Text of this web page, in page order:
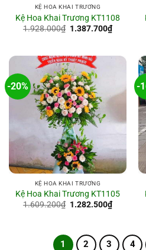
KỆ HOA KHAI TRƯƠNG
Kệ Hoa Khai Trương KT1108
1.928.000₫ Giá
1.387.700₫Giá
hiện
-20%
KỆ HOA KHAI TRƯƠNG
Kệ Hoa Khai Trương KT1105
1.609.200₫ Giá
1.282.500₫Giá
hiện
-
1 2 3 4